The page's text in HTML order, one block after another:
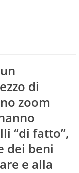
di
zoom
“di fatto”,
dei beni
e alla